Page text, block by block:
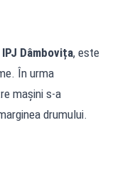
IPJ Dâmbovița, este
În urma
mașini s-a
drumului.